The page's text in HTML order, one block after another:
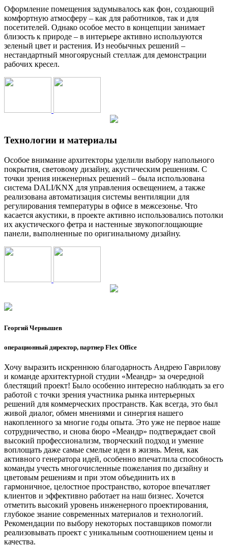
Оформление помещения задумывалось как фон, создающий
комфортную атмосферу – как для работников, так и для
посетителей. Однако особое место в концепции занимает
близость к природе – в интерьере активно используются
зеленый цвет и растения. Из необычных решений –
нестандартный многоярусный стеллаж для демонстрации
рабочих кресел.
Технологии и материалы
Особое внимание архитекторы уделили выбору напольного
покрытия, световому дизайну, акустическим решениям. С
точки зрения инженерных решений – была использована
система DALI/KNX для управления освещением, а также
реализована автоматизация системы вентиляции для
регулирования температуры в офисе в межсезонье. Что
касается акустики, в проекте активно использовались потолки
их акустического фетра и настенные звукопоглощающие
панели, выполненные по оригинальному дизайну.
Георгий Чернышев
операционный директор, партнер Flex Office
Хочу выразить искреннюю благодарность Андрею Гаврилову
и команде архитектурной студии «Меандр» за очередной
блестящий проект! Было особенно интересно наблюдать за его
работой с точки зрения участника рынка интерьерных
решений для коммерческих пространств. Как всегда, это был
живой диалог, обмен мнениями и синергия нашего
накопленного за многие годы опыта. Это уже не первое наше
сотрудничество, и снова бюро «Меандр» подтверждает свой
высокий профессионализм, творческий подход и умение
воплощать даже самые смелые идеи в жизнь. Меня, как
активного генератора идей, особенно впечатлила способность
команды учесть многочисленные пожелания по дизайну и
цветовым решениям и при этом объединить их в
гармоничное, целостное пространство, которое впечатляет
клиентов и эффективно работает на наш бизнес. Хочется
отметить высокий уровень инженерного проектирования,
глубокое знание современных материалов и технологий.
Рекомендации по выбору некоторых поставщиков помогли
реализовывать проект с уникальным соотношением цены и
качества.